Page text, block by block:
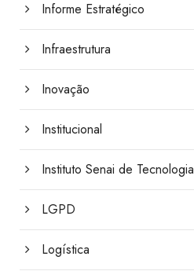
Informe Estratégico
Infraestrutura
Inovação
Institucional
Instituto Senai de Tecnologia
LGPD
Logística